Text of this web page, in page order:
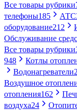
Все товары рубрики
телефоны185 АТС
оборудование212
Обслуживание
Все товары рубрики
948
Котлы
Водонагреватели
Воздушное
отопления162
воздуха24